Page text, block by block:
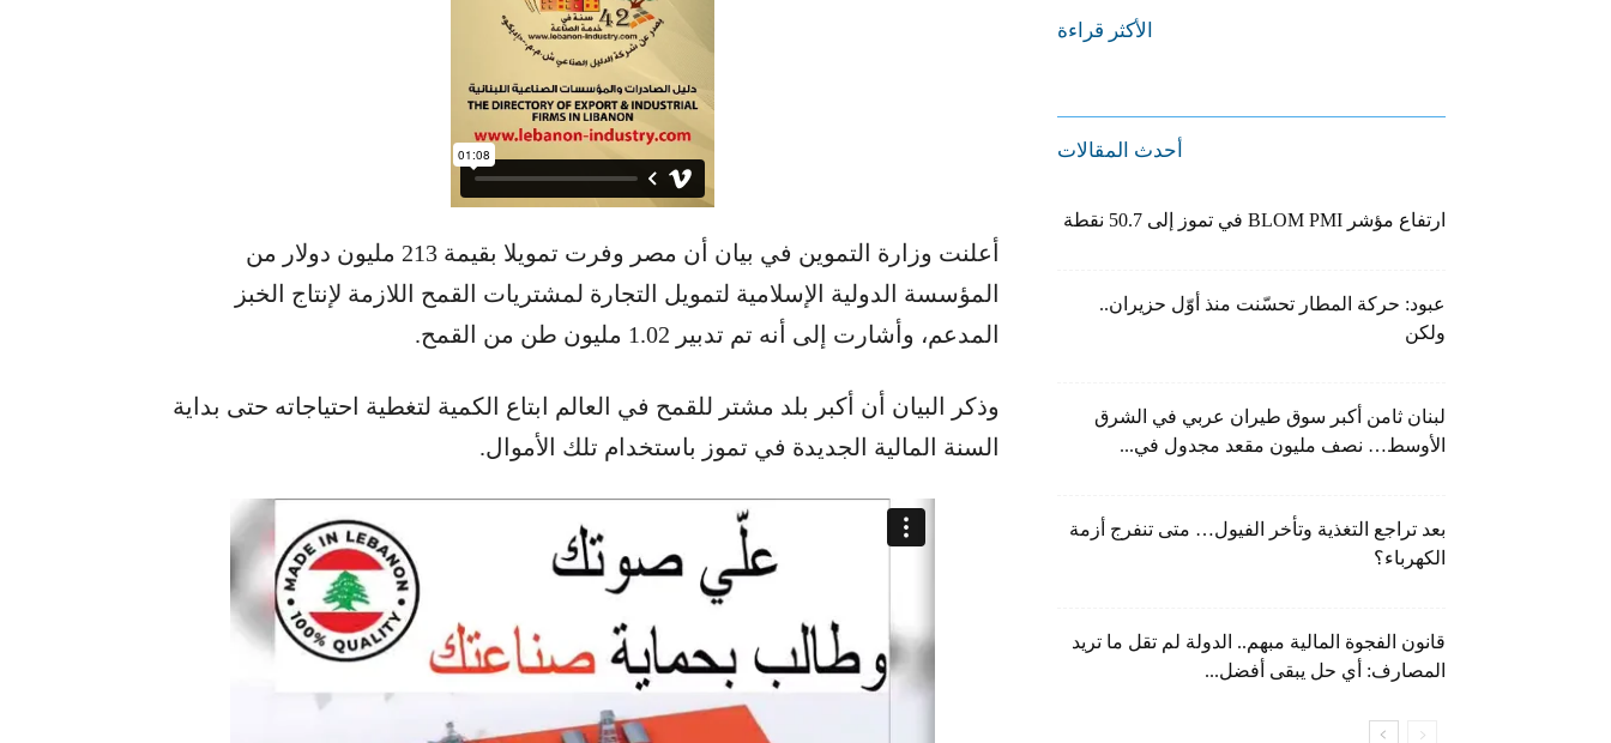
أعلنت وزارة التموين في بيان أن مصر وفرت تمويلا بقيمة 213 مليون دولار من
المؤسسة الدولية الإسلامية لتمويل التجارة لمشتريات القمح اللازمة لإنتاج الخبز
المدعم، وأشارت إلى أنه تم تدبير 1.02 مليون طن من القمح.
وذكر البيان أن أكبر بلد مشتر للقمح في العالم ابتاع الكمية لتغطية احتياجاته حتى بداية
السنة المالية الجديدة في تموز باستخدام تلك الأموال.
الأكثر قراءة
أحدث المقالات
ارتفاع مؤشر BLOM PMI في تموز إلى 50.7 نقطة
عبود: حركة المطار تحسّنت منذ أوّل حزيران..
ولكن
لبنان ثامن أكبر سوق طيران عربي في الشرق
الأوسط… نصف مليون مقعد مجدول في...
بعد تراجع التغذية وتأخر الفيول… متى تنفرج أزمة
الكهرباء؟
قانون الفجوة المالية مبهم.. الدولة لم تقل ما تريد
المصارف: أي حل يبقى أفضل...